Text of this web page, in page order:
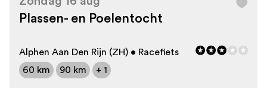
Plassen- en Poelentocht
Alphen Aan Den Rijn (ZH) • Racefiets
60 km
90 km + 1